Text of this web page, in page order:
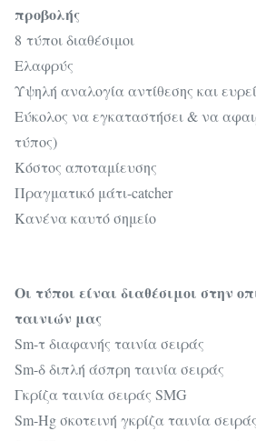
προβολής
8 τύποι διαθέσιμοι
Ελαφρύς
Υψηλή αναλογία αντίθεσης και
Εύκολος να εγκαταστήσει & να
τύπος)
Κόστος αποταμίευσης
Πραγματικό μάτι-catcher
Κανένα καυτό σημείο
Οι τύποι είναι διαθέσιμοι στην
ταινιών μας
Sm-τ διαφανής ταινία σειράς
Sm-δ διπλή άσπρη ταινία σειράς
Γκρίζα ταινία σειράς SMG
Sm-Hg σκοτεινή γκρίζα ταινία σειράς